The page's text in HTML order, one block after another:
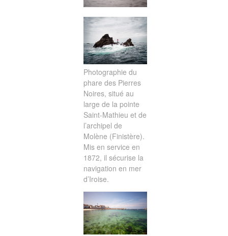
Photographie du
phare des Pierres
Noires, situé au
large de la pointe
Saint-Mathieu et de
l’archipel de
Molène (Finistère).
Mis en service en
1872, il sécurise la
navigation en mer
d’Iroise.